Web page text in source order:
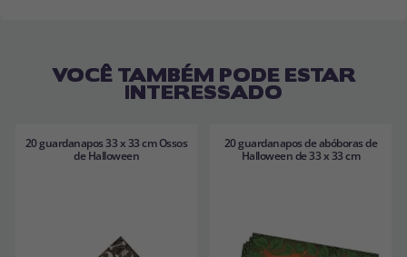
VOCÊ TAMBÉM PODE ESTAR
INTERESSADO
20 guardanapos 33 x 33 cm Ossos
de Halloween
20 guardanapos de abóboras de
Halloween de 33 x 33 cm